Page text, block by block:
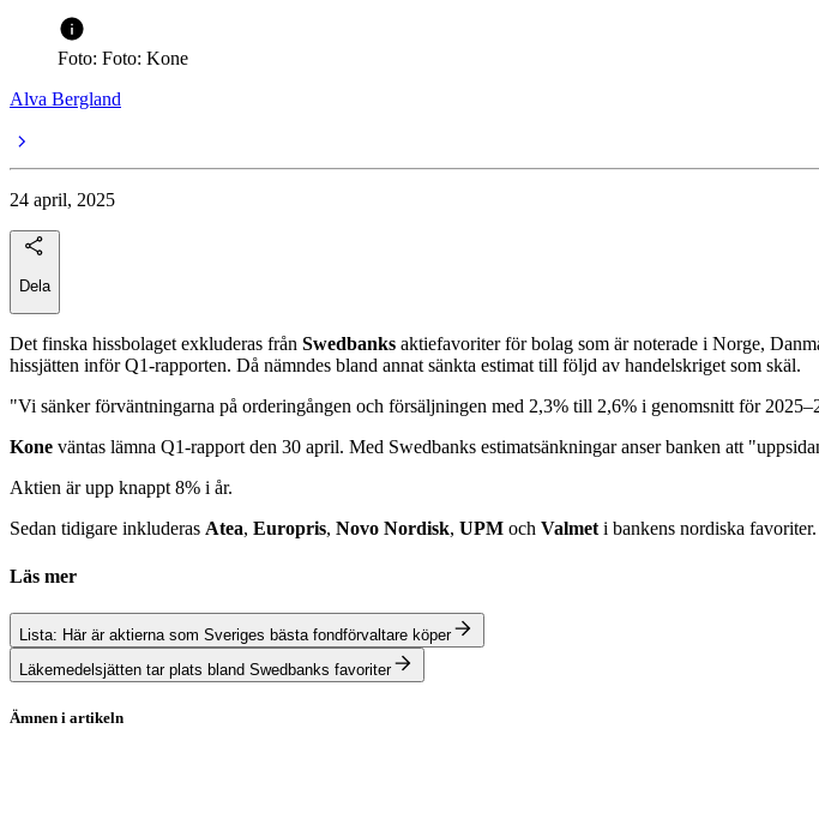
Foto: Foto: Kone
Alva Bergland
24 april, 2025
Dela
Det finska hissbolaget exkluderas från Swedbanks aktiefavoriter för bolag som är noterade i Norge,
hissjätten inför Q1-rapporten. Då nämndes bland annat sänkta estimat till följd av handelskriget som skäl.
"Vi sänker förväntningarna på orderingången och försäljningen med 2,3% till 2,6% i genomsnitt för
Kone väntas lämna Q1-rapport den 30 april. Med Swedbanks estimatsänkningar anser banken att
Aktien är upp knappt 8% i år.
Sedan tidigare inkluderas Atea, Europris, Novo Nordisk, UPM och Valmeti bankens nordiska favoriter.
Läs mer
Lista: Här är aktierna som Sveriges bästa fondförvaltare köper
Läkemedelsjätten tar plats bland Swedbanks favoriter
Ämnen i artikeln